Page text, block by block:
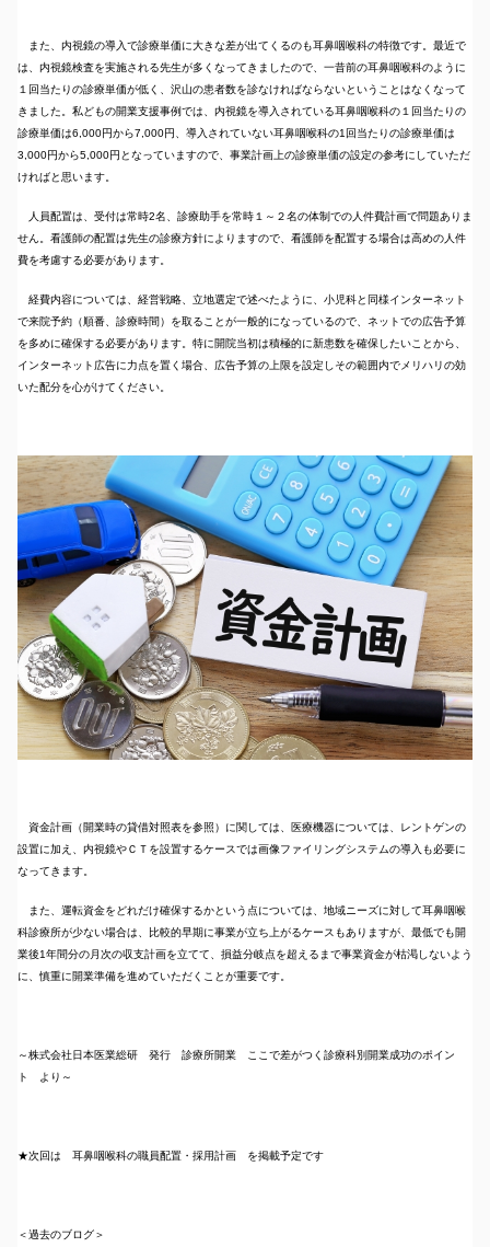
また、内視鏡の導入で診療単価に大きな差が出てくるのも耳鼻咽喉科の特徴です。最近で
は、内視鏡検査を実施される先生が多くなってきましたので、一昔前の耳鼻咽喉科のように
１回当たりの診療単価が低く、沢山の患者数を診なければならないということはなくなって
きました。私どもの開業支援事例では、内視鏡を導入されている耳鼻咽喉科の１回当たりの
診療単価は6,000円から7,000円、導入されていない耳鼻咽喉科の1回当たりの診療単価は
3,000円から5,000円となっていますので、事業計画上の診療単価の設定の参考にしていただ
ければと思います。
人員配置は、受付は常時2名、診療助手を常時１～２名の体制での人件費計画で問題ありま
せん。看護師の配置は先生の診療方針によりますので、看護師を配置する場合は高めの人件
費を考慮する必要があります。
経費内容については、経営戦略、立地選定で述べたように、小児科と同様インターネット
で来院予約（順番、診療時間）を取ることが一般的になっているので、ネットでの広告予算
を多めに確保する必要があります。特に開院当初は積極的に新患数を確保したいことから、
インターネット広告に力点を置く場合、広告予算の上限を設定しその範囲内でメリハリの効
いた配分を心がけてください。
資金計画（開業時の貸借対照表を参照）に関しては、医療機器については、レントゲンの
設置に加え、内視鏡やＣＴを設置するケースでは画像ファイリングシステムの導入も必要に
なってきます。
また、運転資金をどれだけ確保するかという点については、地域ニーズに対して耳鼻咽喉
科診療所が少ない場合は、比較的早期に事業が立ち上がるケースもありますが、最低でも開
業後1年間分の月次の収支計画を立てて、損益分岐点を超えるまで事業資金が枯渇しないよう
に、慎重に開業準備を進めていただくことが重要です。
～株式会社日本医業総研 発行 診療所開業 ここで差がつく診療科別開業成功のポイン
ト より～
★次回は 耳鼻咽喉科の職員配置・採用計画 を掲載予定です
＜過去のブログ＞